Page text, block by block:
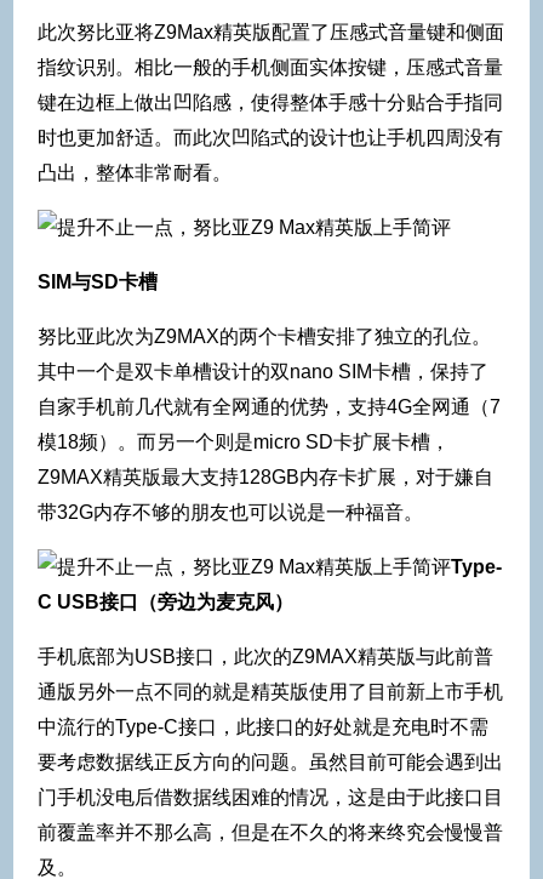
此次努比亚将Z9Max精英版配置了压感式音量键和侧面
指纹识别。相比一般的手机侧面实体按键，压感式音量
键在边框上做出凹陷感，使得整体手感十分贴合手指同
时也更加舒适。而此次凹陷式的设计也让手机四周没有
凸出，整体非常耐看。
SIM与SD卡槽
努比亚此次为Z9MAX的两个卡槽安排了独立的孔位。
其中一个是双卡单槽设计的双nano SIM卡槽，保持了
自家手机前几代就有全网通的优势，支持4G全网通（7
模18频）。而另一个则是micro SD卡扩展卡槽，
Z9MAX精英版最大支持128GB内存卡扩展，对于嫌自
带32G内存不够的朋友也可以说是一种福音。
Type-
C USB接口（旁边为麦克风）
手机底部为USB接口，此次的Z9MAX精英版与此前普
通版另外一点不同的就是精英版使用了目前新上市手机
中流行的Type-C接口，此接口的好处就是充电时不需
要考虑数据线正反方向的问题。虽然目前可能会遇到出
门手机没电后借数据线困难的情况，这是由于此接口目
前覆盖率并不那么高，但是在不久的将来终究会慢慢普
及。